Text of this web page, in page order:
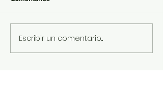
Escribir un comentario...